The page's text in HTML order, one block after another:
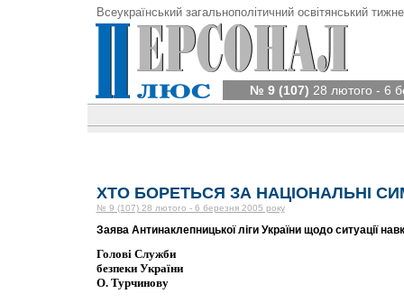
Всеукраїнський загальнополітичний освітянський
№ 9 (107) 28 лютого - 6
ХТО БОРЕТЬСЯ ЗА НАЦІОНАЛЬНІ
№ 9 (107) 28 лютого - 6 березня 2005 року
Заява Антинаклепницької ліги України щодо ситуації
Голові Служби
безпеки України
О. Турчинову